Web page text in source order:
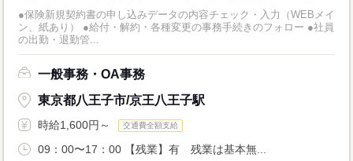
●保険新規契約書の申し込みデータの内容チェック・入力（WEBメイ
ン、紙あり） ●給付・解約・各種変更の事務手続きのフォロー ●社員
の出勤・退勤管...
一般事務・OA事務
東京都八王子市/京王八王子駅
時給1,600円～ 交通費全額支給
09：00〜17：00 【残業】有 残業は基本無...